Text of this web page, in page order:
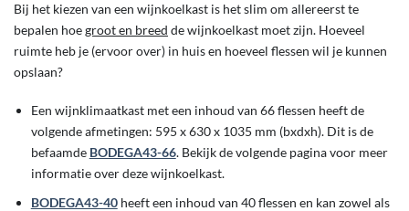
Bij het kiezen van een wijnkoelkast is het slim om allereerst te
bepalen hoegroot en breed de wijnkoelkast moet zijn. Hoeveel
ruimte heb je (ervoor over) in huis en hoeveel flessen wil je kunnen
opslaan?
Een wijnklimaatkast met een inhoud van 66 flessen heeft de
volgende afmetingen: 595 x 630 x 1035 mm (bxdxh). Dit is de
befaamde BODEGA43-66. Bekijk de volgende pagina voor meer
informatie over deze wijnkoelkast.
BODEGA43-40heeft een inhoud van 40 flessen en kan zowel als